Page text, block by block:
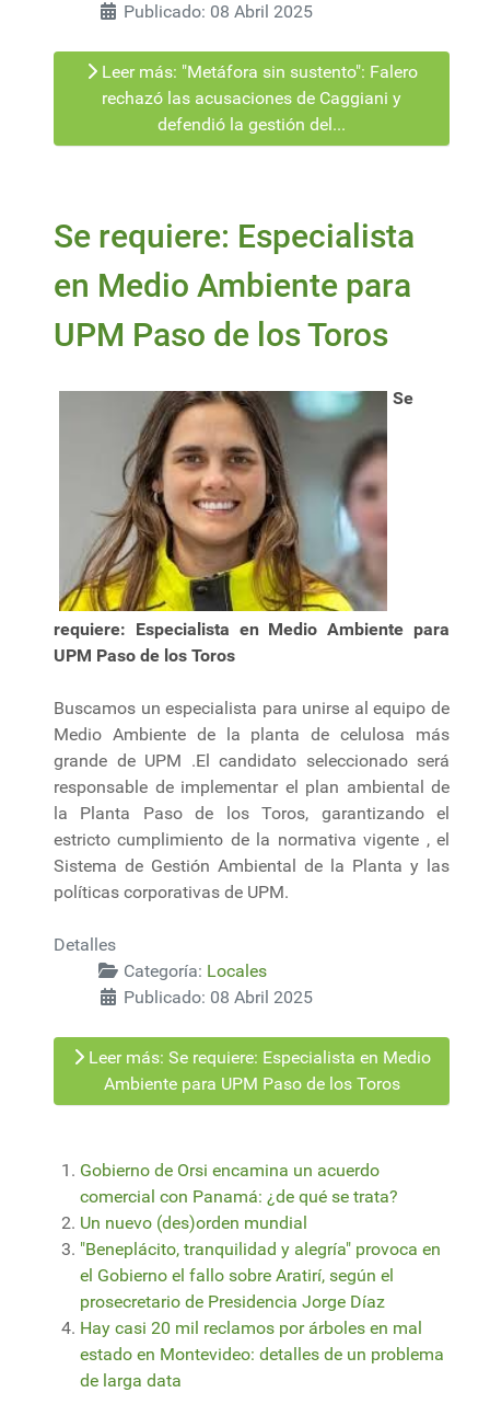
Publicado: 08 Abril 2025
Leer más: "Metáfora sin sustento": Falero
rechazó las acusaciones de Caggiani y
defendió la gestión del...
Se requiere: Especialista
en Medio Ambiente para
UPM Paso de los Toros
Se
requiere: Especialista en Medio Ambiente para
UPM Paso de los Toros
Buscamos un especialista para unirse al equipo de
Medio Ambiente de la planta de celulosa más
grande de UPM .El candidato seleccionado será
responsable de implementar el plan ambiental de
la Planta Paso de los Toros, garantizando el
estricto cumplimiento de la normativa vigente , el
Sistema de Gestión Ambiental de la Planta y las
políticas corporativas de UPM.
Detalles
Categoría: Locales
Publicado: 08 Abril 2025
Leer más: Se requiere: Especialista en Medio
Ambiente para UPM Paso de los Toros
Gobierno de Orsi encamina un acuerdo
comercial con Panamá: ¿de qué se trata?
Un nuevo (des)orden mundial
"Beneplácito, tranquilidad y alegría" provoca en
el Gobierno el fallo sobre Aratirí, según el
prosecretario de Presidencia Jorge Díaz
Hay casi 20 mil reclamos por árboles en mal
estado en Montevideo: detalles de un problema
de larga data